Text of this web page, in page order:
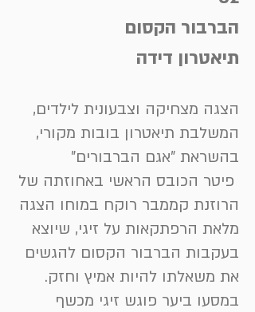
הברבור הקסום
תיאטרון דידה
הצגה מצחיקה וצבעונית לילדים,
המשלבת תיאטרון בובות מקורי,
בהשראת "אגם הברבורים"
פיטר הכובס הראשי באחוזתה של
הרוזנת קממבר רוקח במוחו הצגה
מלאת הרפתקאות על זיגי, שיוצא
בעקבות הברבור הקסום להגשים
את משאלתו להיות אמיץ וחזק.
במסעו ביער פוגש זיגי מכשף